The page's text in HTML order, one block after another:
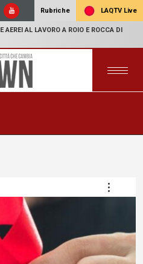
Rubriche LAQTV Live
AEREI AL LAVORO A ROIO E ROCCA DI